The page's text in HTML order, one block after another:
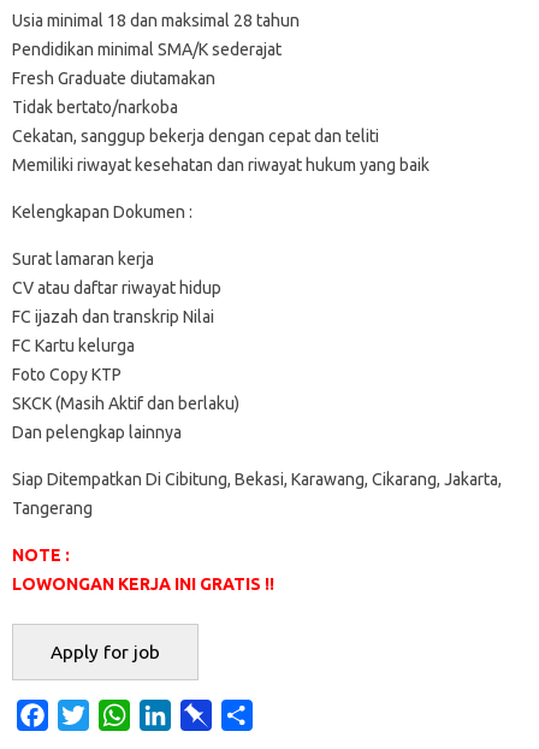
Usia minimal 18 dan maksimal 28 tahun
Pendidikan minimal SMA/K sederajat
Fresh Graduate diutamakan
Tidak bertato/narkoba
Cekatan, sanggup bekerja dengan cepat dan teliti
Memiliki riwayat kesehatan dan riwayat hukum yang baik
Kelengkapan Dokumen :
Surat lamaran kerja
CV atau daftar riwayat hidup
FC ijazah dan transkrip Nilai
FC Kartu kelurga
Foto Copy KTP
SKCK (Masih Aktif dan berlaku)
Dan pelengkap lainnya
Siap Ditempatkan Di Cibitung, Bekasi, Karawang, Cikarang, Jakarta,
Tangerang
NOTE :
LOWONGAN KERJA INI GRATIS !!
W